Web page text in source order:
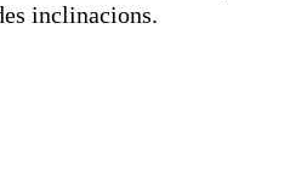
inclinacions.